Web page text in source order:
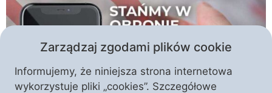
Zarządzaj zgodami plików cookie
Informujemy, że niniejsza strona internetowa
wykorzystuje pliki „cookies”. Szczegółowe